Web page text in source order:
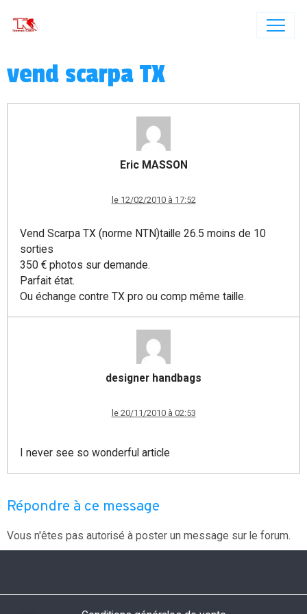
vend scarpa TX
Eric MASSON
le 12/02/2010 à 17:52
Vend Scarpa TX (norme NTN)taille 26.5 moins de 10
sorties
350 € photos sur demande.
Parfait état.
Ou échange contre TX pro ou comp même taille.
designer handbags
le 20/11/2010 à 02:53
I never see so wonderful article
Répondre à ce message
Vous n'êtes pas autorisé à poster un message sur le forum.